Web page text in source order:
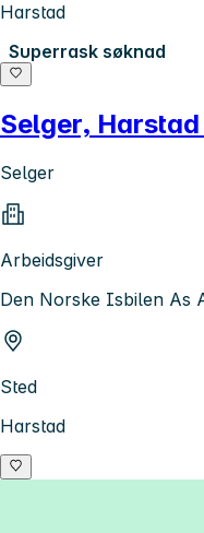
Harstad
Superrask søknad
Selger,
Selger
Arbeidsgiver
Den Norske Isbilen As
Sted
Harstad